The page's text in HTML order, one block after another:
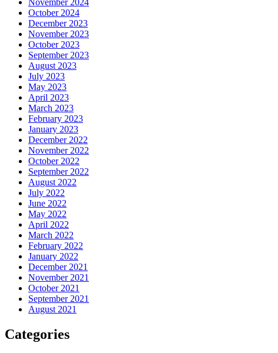
October 2024
December 2023
November 2023
October 2023
September 2023
August 2023
July 2023
May 2023
April 2023
March 2023
February 2023
January 2023
December 2022
November 2022
October 2022
September 2022
August 2022
July 2022
June 2022
May 2022
April 2022
March 2022
February 2022
January 2022
December 2021
November 2021
October 2021
September 2021
August 2021
Categories